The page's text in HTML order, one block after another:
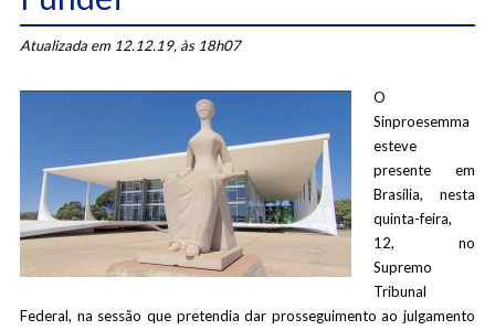
Atualizada em 12.12.19, às 18h07
O
Sinproesemma
esteve
presente em
Brasília, nesta
quinta-feira,
12, no
Supremo
Tribunal
Federal, na sessão que pretendia dar prosseguimento ao julgamento